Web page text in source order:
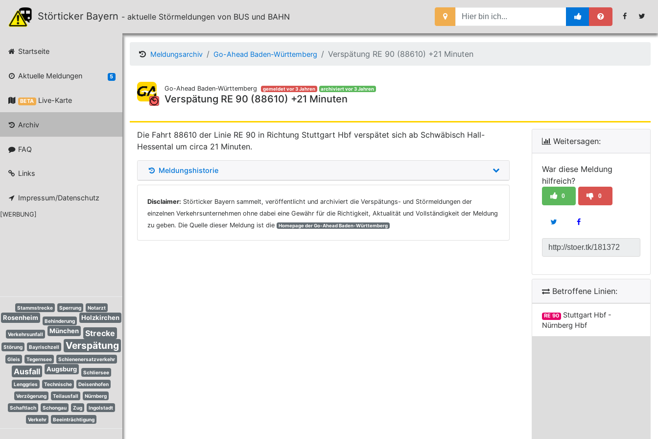
Störticker Bayern - aktuelle Störmeldungen von BUS und BAHN
Startseite
Aktuelle Meldungen 5
BETA Live-Karte
Archiv
FAQ
Links
Impressum/Datenschutz
[WERBUNG]
Stammstrecke Sperrung Notarzt
Rosenheim Behinderung Holzkirchen
Verkehrsunfall München Strecke
Störung Bayrischzell Verspätung
Gleis Tegernsee Schienenersatzverkehr
Ausfall Augsburg
Schliersee
Lenggries
Technische
Deisenhofen
Verzögerung
Teilausfall
Nürnberg
Schaftlach
Schongau Zug
Ingolstadt
Verkehr
Beeinträchtigung
Meldungsarchiv Go-Ahead Baden-Württemberg Verspätung RE 90 (88610) +21 Minuten
Go-Ahead Baden-Württemberg gemeldet vor 3 Jahren archiviert vor 3 Jahren
Verspätung RE 90 (88610) +21 Minuten
Die Fahrt 88610 der Linie RE 90 in Richtung Stuttgart Hbf verspätet sich ab Schwäbisch Hall-
Hessental um circa 21 Minuten.
Meldungshistorie
Disclaimer: Störticker Bayern sammelt, veröffentlicht und archiviert die Verspätungs- und Störmeldungen der
einzelnen Verkehrsunternehmen ohne dabei eine Gewähr für die Richtigkeit, Aktualität und Vollständigkeit der Meldung
zu geben. Die Quelle dieser Meldung ist die
Homepage der Go-Ahead Baden-Württemberg
Weitersagen:
War diese Meldung
hilfreich?
0 0
Betroffene Linien:
RE 90
Stuttgart Hbf -
Nürnberg Hbf